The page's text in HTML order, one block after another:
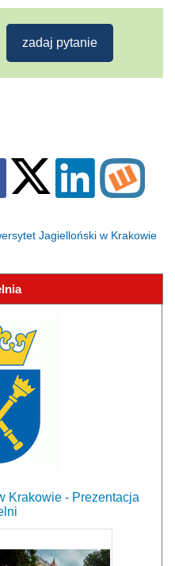
zadaj pytanie
Jagielloński w Krakowie
Krakowie - Prezentacja